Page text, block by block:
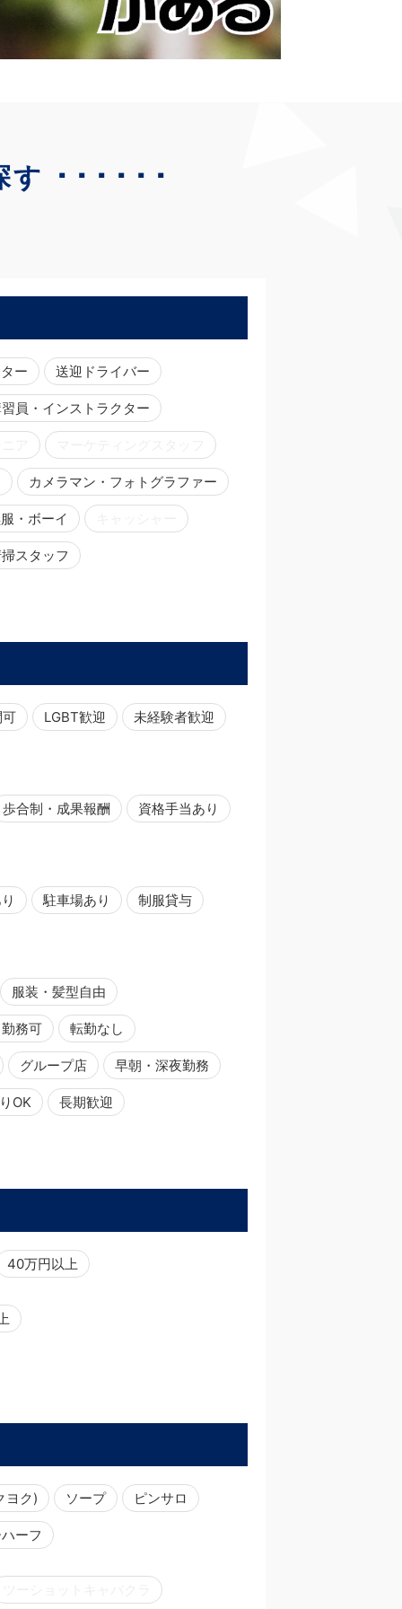
す ･･････
ー 送迎ドライバー
員・インストラクター
カメラマン・フォトグラファー
・ボーイ
スタッフ
LGBT歓迎 未経験者歓迎
歩合制・成果報酬 資格手当あり
駐車場あり 制服貸与
服装・髪型自由
務可 転勤なし
グループ店 早朝・深夜勤務
OK 長期歓迎
40万円以上
ヨク) ソープ ピンサロ
ーフ